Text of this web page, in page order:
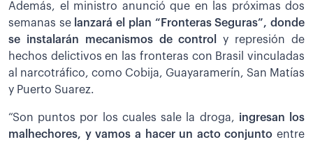
Además, el ministro anunció que en las próximas dos
semanas se lanzará el plan “Fronteras Seguras”, donde
se instalarán mecanismos de control
y represión de
hechos delictivos en las fronteras con Brasil vinculadas
al narcotráfico, como Cobija, Guayaramerín, San Matías
y Puerto Suarez.
“Son puntos por los cuales sale la droga, ingresan los
malhechores, y vamos a hacer un acto conjunto entre